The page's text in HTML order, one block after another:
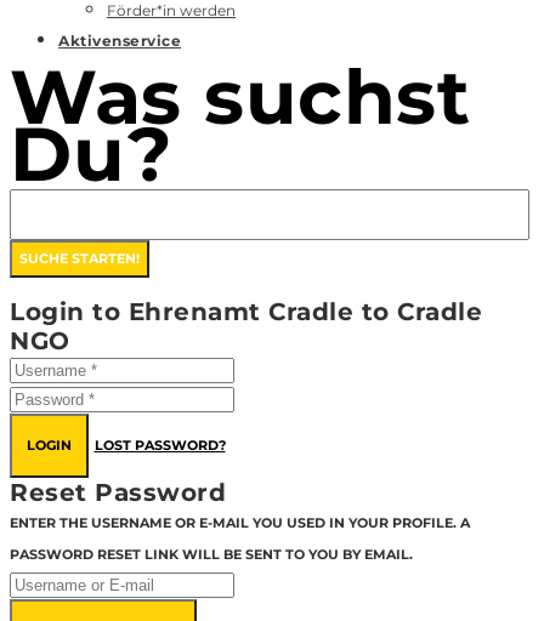
Förder*in werden
Aktivenservice
Was suchst
Du?
Login to Ehrenamt Cradle to Cradle
NGO
LOGIN LOST PASSWORD?
Reset Password
ENTER THE USERNAME OR E-MAIL YOU USED IN YOUR PROFILE. A
PASSWORD RESET LINK WILL BE SENT TO YOU BY EMAIL.